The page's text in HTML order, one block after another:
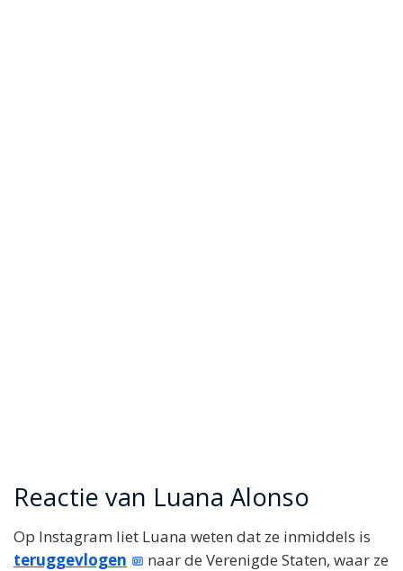
Reactie van Luana Alonso
Op Instagram liet Luana weten dat ze inmiddels is
teruggevlogen
naar de Verenigde Staten, waar ze